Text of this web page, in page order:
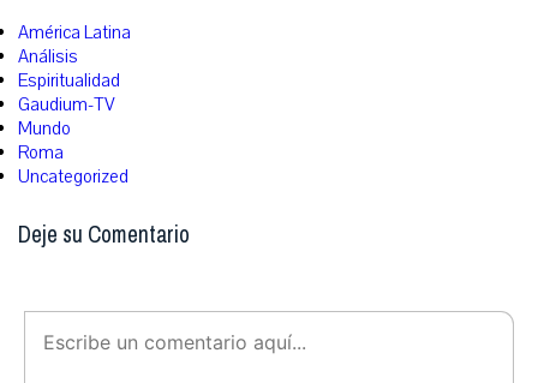
América Latina
Análisis
Espiritualidad
Gaudium-TV
Mundo
Roma
Uncategorized
Deje su Comentario